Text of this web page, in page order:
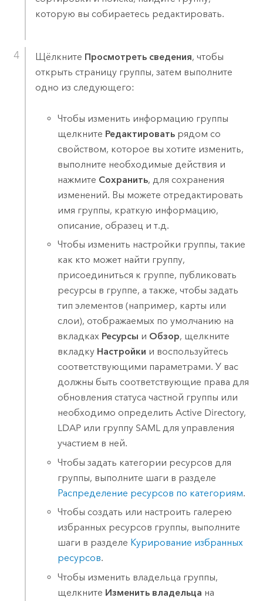
которую вы собираетесь редактировать.
Щёлкните Просмотреть сведения, чтобы
открыть страницу группы, затем выполните
одно из следующего:
Чтобы изменить информацию группы
щелкните Редактировать рядом со
свойством, которое вы хотите изменить,
выполните необходимые действия и
нажмите Сохранить, для сохранения
изменений. Вы можете отредактировать
имя группы, краткую информацию,
описание, образец и т.д.
Чтобы изменить настройки группы, такие
как кто может найти группу,
присоединиться к группе, публиковать
ресурсы в группе, а также, чтобы задать
тип элементов (например, карты или
слои), отображаемых по умолчанию на
вкладках Ресурсы и Обзор, щелкните
вкладку Настройки и воспользуйтесь
соответствующими параметрами.У вас
должны быть соответствующие права для
обновления статуса частной группы или
необходимо определитьActive Directory,
LDAP или группу SAML для управления
участием в ней.
Чтобы задать категории ресурсов для
группы, выполните шаги в разделе
Распределение ресурсов по категориям.
Чтобы создать или настроить галерею
избранных ресурсов группы, выполните
шаги в разделе Курирование избранных
ресурсов.
Чтобы изменить владельца группы,
щелкните Изменить владельца на